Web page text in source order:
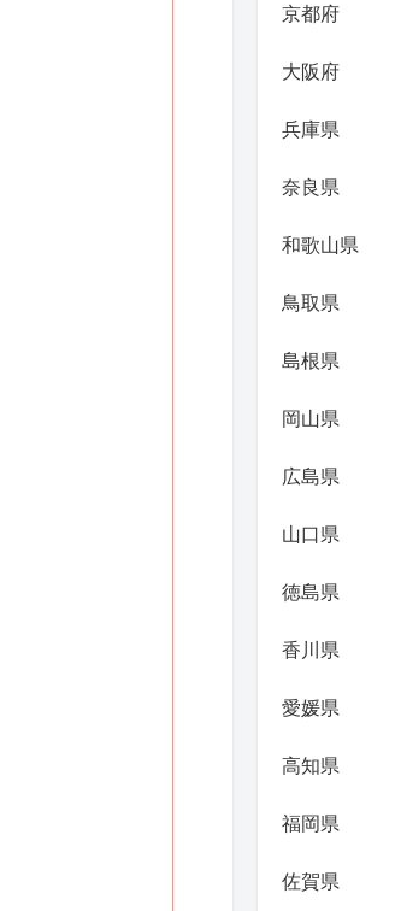
京都府
大阪府
兵庫県
奈良県
和歌山県
鳥取県
島根県
岡山県
広島県
山口県
徳島県
香川県
愛媛県
高知県
福岡県
佐賀県